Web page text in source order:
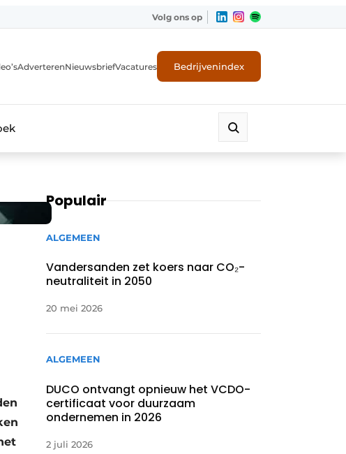
Volg ons op
AdverterenNieuwsbriefVacatures Bedrijvenindex
Populair
ALGEMEEN
Vandersanden zet koers naar CO₂-
neutraliteit in 2050
20 mei 2026
ALGEMEEN
DUCO ontvangt opnieuw het VCDO-
certificaat voor duurzaam
ondernemen in 2026
2 juli 2026